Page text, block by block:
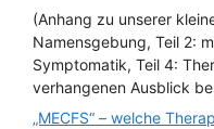
(Anhang zu unserer
Namensgebung, Teil 2:
Symptomatik, Teil 4:
verhangenen Ausblick
„MECFS“ – welche